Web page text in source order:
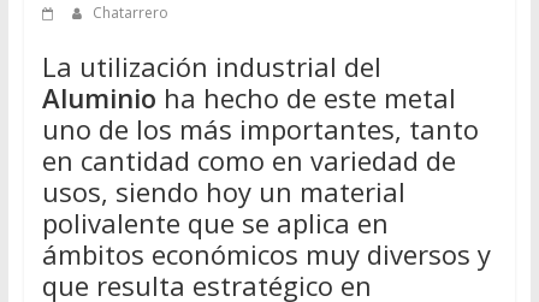
Chatarrero
La utilización industrial del
Aluminio ha hecho de este metal
uno de los más importantes, tanto
en cantidad como en variedad de
usos, siendo hoy un material
polivalente que se aplica en
ámbitos económicos muy diversos y
que resulta estratégico en